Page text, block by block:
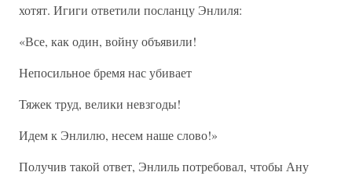
хотят. Игиги ответили посланцу Энлиля:
«Все, как один, войну объявили!
Непосильное бремя нас убивает
Тяжек труд, велики невзгоды!
Идем к Энлилю, несем наше слово!»
Получив такой ответ, Энлиль потребовал, чтобы Ану